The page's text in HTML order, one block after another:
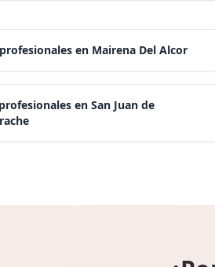
en Mairena Del Alcor
en San Juan de